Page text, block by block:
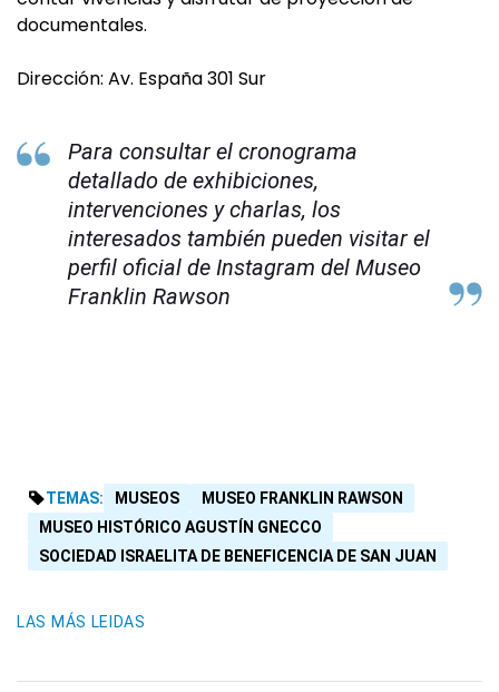
documentales.
Dirección: Av. España 301 Sur
Para consultar el cronograma
detallado de exhibiciones,
intervenciones y charlas, los
interesados también pueden visitar el
perfil oficial de Instagram del Museo
Franklin Rawson
TEMAS: MUSEOS
MUSEO FRANKLIN RAWSON
MUSEO HISTÓRICO AGUSTÍN GNECCO
SOCIEDAD ISRAELITA DE BENEFICENCIA DE SAN JUAN
LAS MÁS LEIDAS